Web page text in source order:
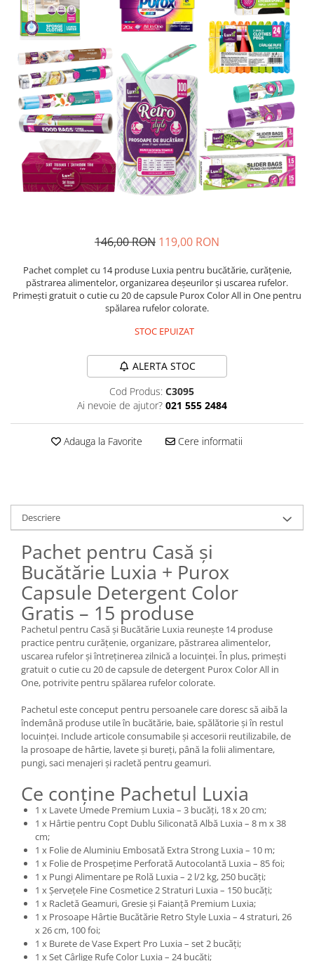
Insecticide
Dezinfectante
Absorbanti de Umiditate & Rezerve
Bioactivatori & Tratamente Fose
Septice
Manusi Protectie
Solutii curatare mobila
Ceaiuri
Cosmetice
Vopsea Par
Ingrijire Par
Ingrijire corp
Ingrijire maini
Ingrijire picioare
Ingrijire Urechi
Îngrijire Ten
Curatare Intretinere Incaltaminte
Make-up
Fond de ten
Produse incontinenta
Servetele Umede
146,00 RON 119,00 RON
Pachet complet cu 14 produse Luxia pentru bucătărie, curățenie,
păstrarea alimentelor, organizarea deșeurilor și uscarea rufelor.
Primești gratuit o cutie cu 20 de capsule Purox Color All in One pentru
spălarea rufelor colorate.
STOC EPUIZAT
ALERTA STOC
Cod Produs: C3095
Ai nevoie de ajutor? 021 555 2484
Adauga la Favorite Cere informatii
Descriere
Pachet pentru Casă și
Bucătărie Luxia + Purox
Capsule Detergent Color
Gratis – 15 produse
Pachetul pentru Casă și Bucătărie Luxia reunește 14 produse
practice pentru curățenie, organizare, păstrarea alimentelor,
uscarea rufelor și întreținerea zilnică a locuinței. În plus, primești
gratuit o cutie cu 20 de capsule de detergent Purox Color All in
One, potrivite pentru spălarea rufelor colorate.
Pachetul este conceput pentru persoanele care doresc să aibă la
îndemână produse utile în bucătărie, baie, spălătorie și în restul
locuinței. Include articole consumabile și accesorii reutilizabile, de
la prosoape de hârtie, lavete și bureți, până la folii alimentare,
pungi, saci menajeri și racletă pentru geamuri.
Ce conține Pachetul Luxia
1 x Lavete Umede Premium Luxia – 3 bucăți, 18 x 20 cm;
1 x Hârtie pentru Copt Dublu Siliconată Albă Luxia – 8 m x 38
cm;
1 x Folie de Aluminiu Embosată Extra Strong Luxia – 10 m;
1 x Folie de Prospețime Perforată Autocolantă Luxia – 85 foi;
1 x Pungi Alimentare pe Rolă Luxia – 2 l/2 kg, 250 bucăți;
1 x Șervețele Fine Cosmetice 2 Straturi Luxia – 150 bucăți;
1 x Racletă Geamuri, Gresie și Faianță Premium Luxia;
1 x Prosoape Hârtie Bucătărie Retro Style Luxia – 4 straturi, 26
x 26 cm, 100 foi;
1 x Burete de Vase Expert Pro Luxia – set 2 bucăți;
1 x Set Cârlige Rufe Color Luxia – 24 bucăți;